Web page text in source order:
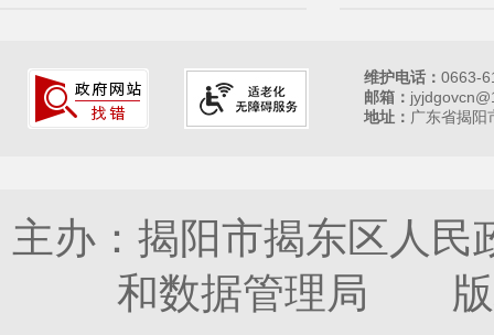
维护电话： 0663-
邮箱：
地址： 广东省揭阳
主办：揭阳市揭东区人
和数据管理局 版